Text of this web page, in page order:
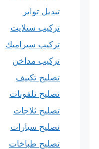
تبديل تواير
تركيب ستلايت
تركيب سيراميك
تركيب مداخن
تصليح تكييف
تصليح تلفونات
تصليح ثلاجات
تصليح سيارات
تصليح طباخات